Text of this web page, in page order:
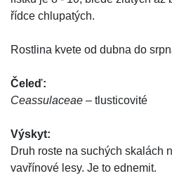
řídce chlupatých.
Rostlina kvete od dubna do
Čeleď:
Ceassulaceae – tlusticovité
Výskyt:
Druh roste na suchých skalách
vavřínové lesy. Je to ednemit.